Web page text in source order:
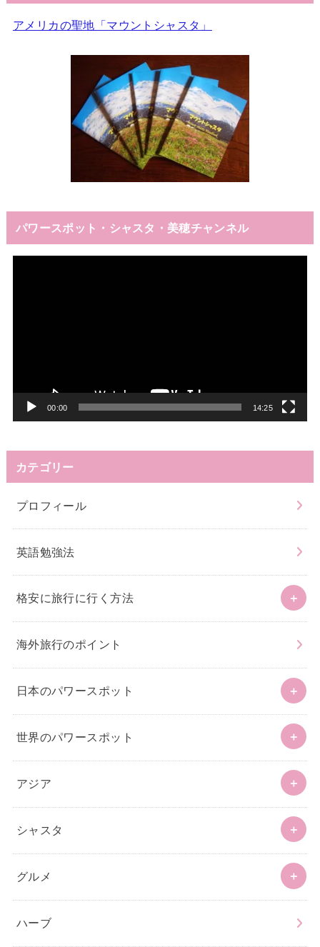
アメリカの聖地「マウントシャスタ」
パワースポット・シャスタ・美穂チャンネル
00:00 14:25
カテゴリー
プロフィール
英語勉強法
格安に旅行に行く方法
海外旅行のポイント
日本のパワースポット
世界のパワースポット
アジア
シャスタ
グルメ
ハーブ